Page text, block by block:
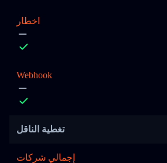
اخطار
Webhook
تغطية الناقل
إجمالي شركات